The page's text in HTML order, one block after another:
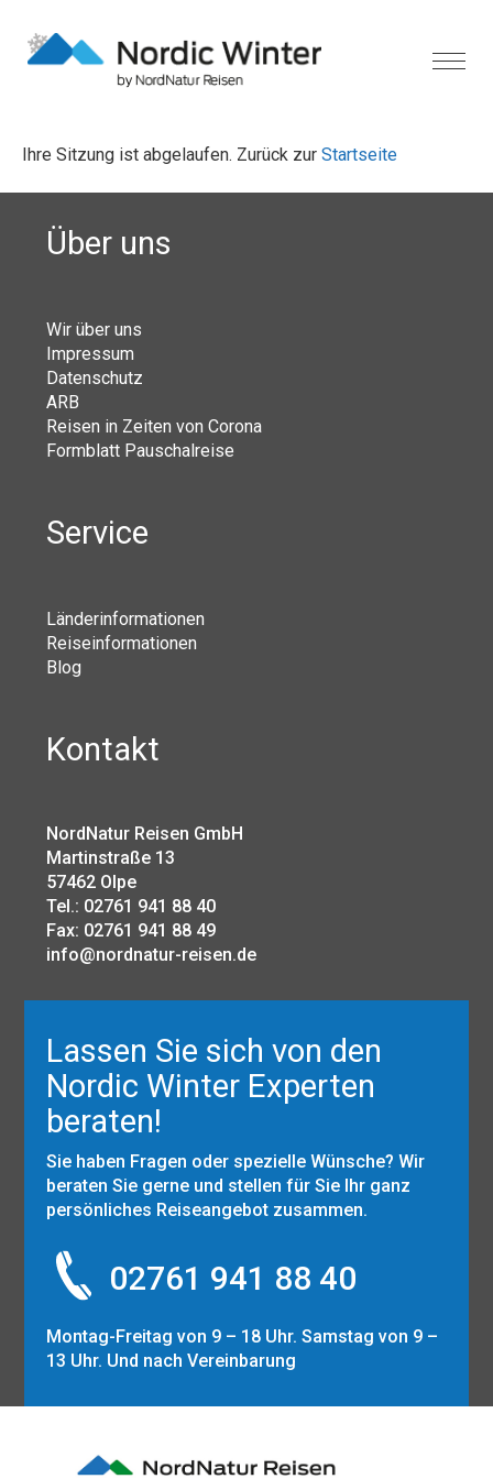
Ihre Sitzung ist abgelaufen. Zurück zur Startseite
Über uns
Wir über uns
Impressum
Datenschutz
ARB
Reisen in Zeiten von Corona
Formblatt Pauschalreise
Service
Länderinformationen
Reiseinformationen
Blog
Kontakt
NordNatur Reisen GmbH
Martinstraße 13
57462 Olpe
Tel.: 02761 941 88 40
Fax: 02761 941 88 49
info@nordnatur-reisen.de
Lassen Sie sich von den
Nordic Winter Experten
beraten!
Sie haben Fragen oder spezielle Wünsche? Wir
beraten Sie gerne und stellen für Sie Ihr ganz
persönliches Reiseangebot zusammen.
02761 941 88 40
Montag-Freitag von 9 – 18 Uhr. Samstag von 9 –
13 Uhr. Und nach Vereinbarung